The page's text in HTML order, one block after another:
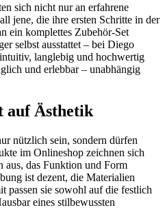
sich nicht nur an erfahrene
jene, die ihre ersten Schritte in der
ein komplettes Zubehör-Set
selbst ausstattet – bei Diego
langlebig und hochwertig
und erlebbar – unabhängig
Ästhetik
nützlich sein, sondern dürfen
im Onlineshop zeichnen sich
aus, das Funktion und Form
ist dezent, die Materialien
passen sie sowohl auf die festlich
eines stilbewussten